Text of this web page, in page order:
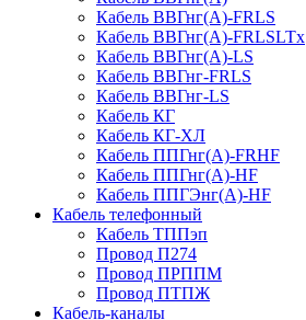
Кабель ВВГнг(А)-FRLS
Кабель ВВГнг(А)-FRLSLTx
Кабель ВВГнг(А)-LS
Кабель ВВГнг-FRLS
Кабель ВВГнг-LS
Кабель КГ
Кабель КГ-ХЛ
Кабель ППГнг(А)-FRHF
Кабель ППГнг(А)-HF
Кабель ППГЭнг(А)-HF
Кабель телефонный
Кабель ТППэп
Провод П274
Провод ПРППМ
Провод ПТПЖ
Кабель-каналы